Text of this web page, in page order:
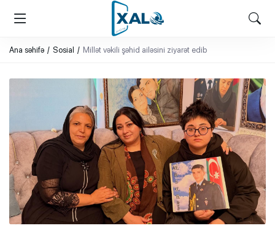
XALQ.ONLINE
ONLAYN PLATFORMA
Ana səhifə Sosial Millət vəkili şəhid ailəsini ziyarət edib